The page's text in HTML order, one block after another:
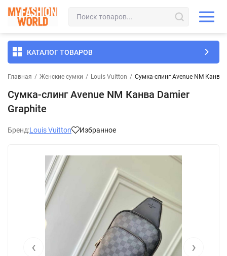
КАТАЛОГ ТОВАРОВ
Главная / Женские сумки / Louis Vuitton / Сумка-слинг Avenue NM Канва
Сумка-слинг Avenue NM Канва Damier
Graphite
Бренд:Louis Vuitton Избранное
‹ ›